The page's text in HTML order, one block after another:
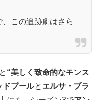
この追跡劇はさら
と “美しく致命的なモンス
ドプールと エルサ・ブラ